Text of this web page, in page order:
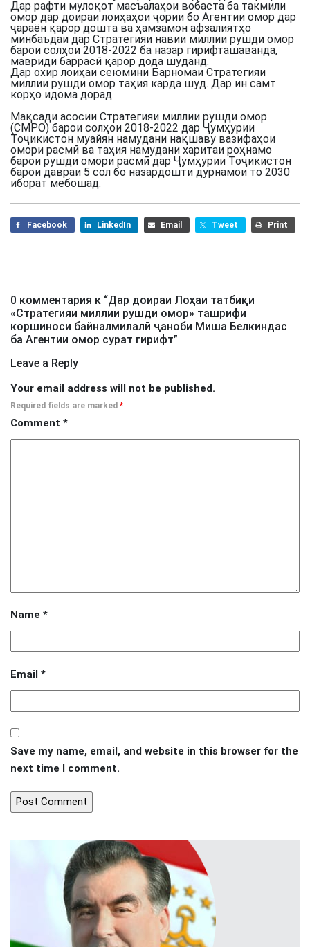
Дар рафти мулоқот масъалаҳои вобаста ба такмили
омор дар доираи лоиҳаҳои ҷории бо Агентии омор дар
ҷараён қарор дошта ва ҳамзамон афзалиятҳо
минбаъдаи дар Стратегияи навии миллии рушди омор
барои солҳои 2018-2022 ба назар гирифташаванда,
мавриди баррасӣ қарор дода шуданд.
Дар охир лоиҳаи сеюмини Барномаи Стратегияи
миллии рушди омор таҳия карда шуд. Дар ин самт
корҳо идома дорад.
Мақсади асосии Стратегияи миллии рушди омор
(СМРО) барои солҳои 2018-2022 дар Ҷумҳурии
Тоҷикистон муайян намудани нақшаву вазифаҳои
омори расмӣ ва таҳия намудани харитаи роҳнамо
барои рушди омори расмӣ дар Ҷумҳурии Тоҷикистон
барои давраи 5 сол бо назардошти дурнамои то 2030
иборат мебошад.
Facebook LinkedIn Email Tweet Print
0 комментария к “Дар доираи Лоҳаи татбиқи
«Стратегияи миллии рушди омор» ташрифи
коршиноси байналмилалӣ ҷаноби Миша Белкиндас
ба Агентии омор сурат гирифт”
Leave a Reply
Your email address will not be published.
Required fields are marked *
Comment *
Name *
Email *
Save my name, email, and website in this browser for the
next time I comment.